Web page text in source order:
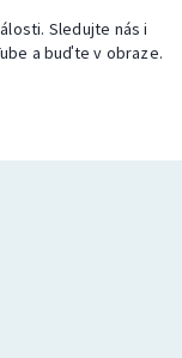
Sledujte nás i
a buďte v obraze.